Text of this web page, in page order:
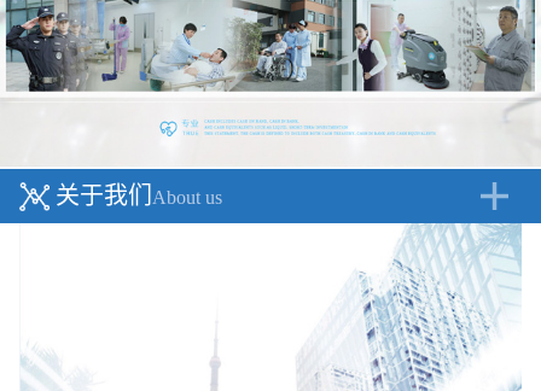
关于我们 About us